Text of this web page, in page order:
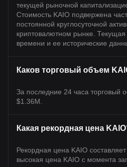
текущей рыночной
Стоимость KAIO подвержена
постоянной круглосуточной
криптовалютном рынке.
времени и ее исторические
Каков торговый объем
За последние 24 часа торговый
$1.36M.
Какая рекордная цена
Рекордная цена KAIO
высокая цена KAIO с момента